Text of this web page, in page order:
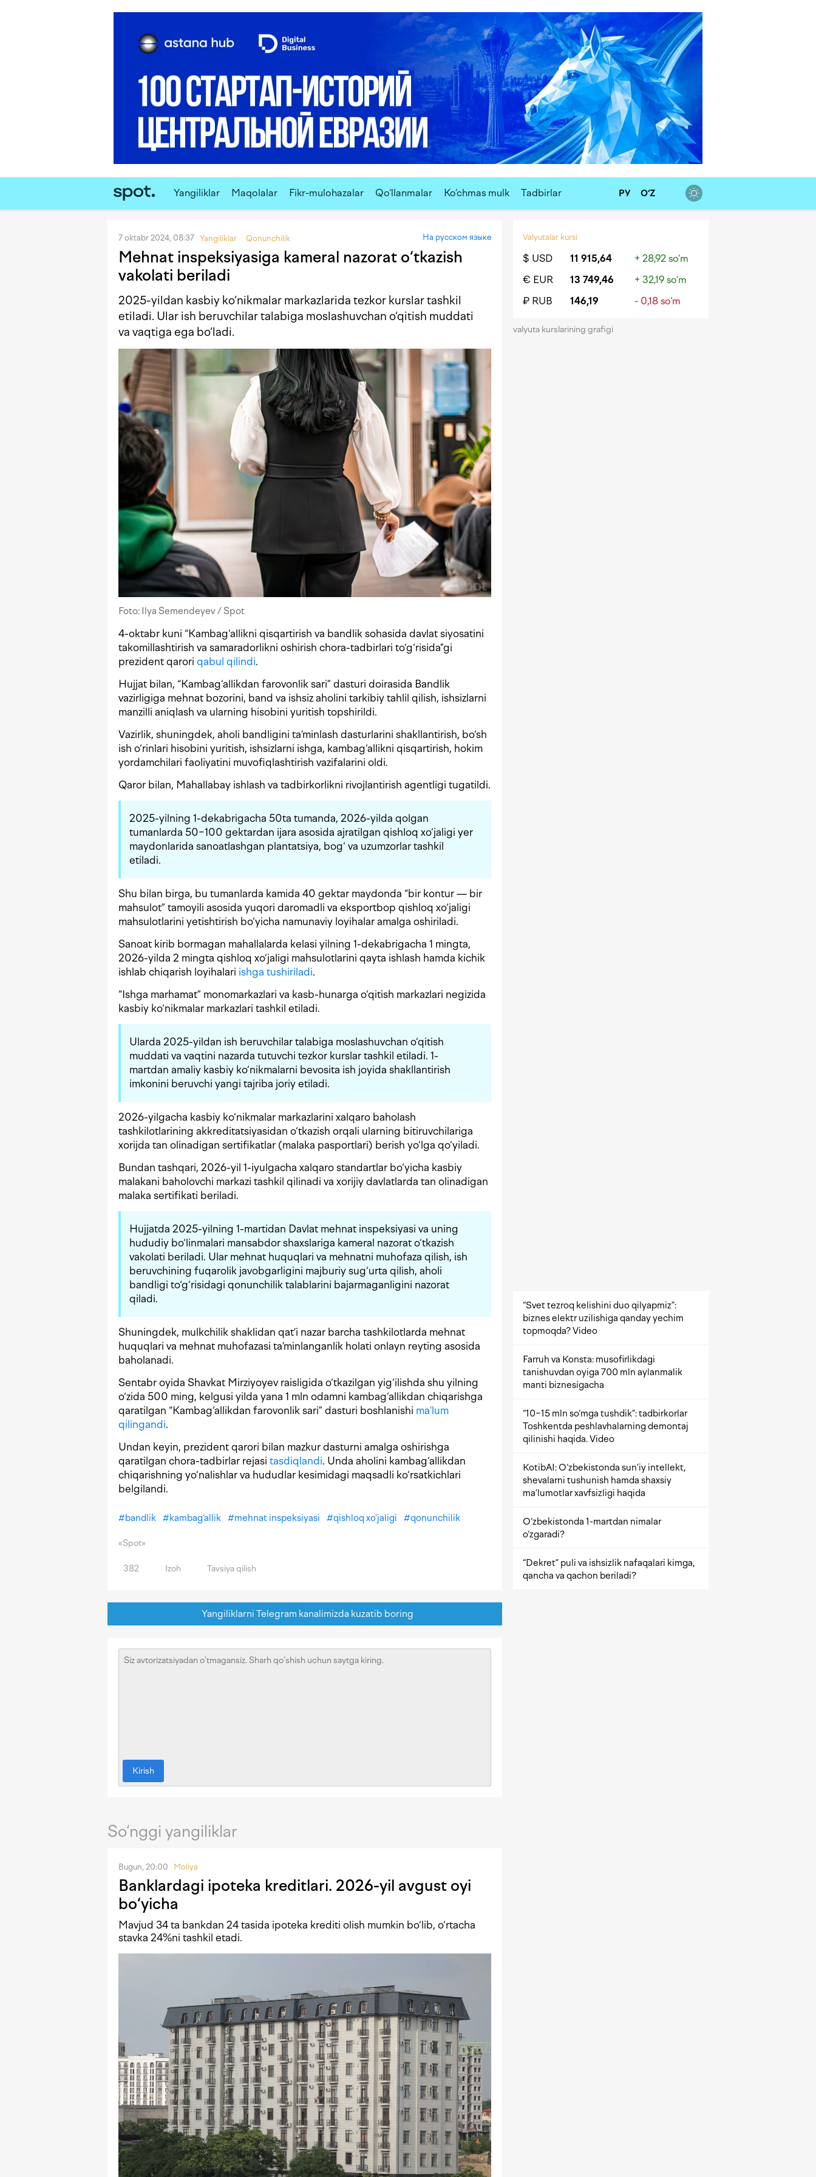
Yangiliklar Maqolalar Fikr-mulohazalar Qo‘llanmalar Ko‘chmas mulk Tadbirlar РУ O‘Z
7 oktabr 2024, 08:37 Yangiliklar Qonunchilik На русском языке
Mehnat inspeksiyasiga kameral nazorat o‘tkazish
vakolati beriladi
2025-yildan kasbiy ko‘nikmalar markazlarida tezkor kurslar tashkil
etiladi. Ular ish beruvchilar talabiga moslashuvchan o‘qitish muddati
va vaqtiga ega bo‘ladi.
Foto: Ilya Semendeyev / Spot
4-oktabr kuni “Kambag‘allikni qisqartirish va bandlik sohasida davlat siyosatini
takomillashtirish va samaradorlikni oshirish chora-tadbirlari to‘g‘risida"gi
prezident qarori qabul qilindi.
Hujjat bilan, “Kambag‘allikdan farovonlik sari” dasturi doirasida Bandlik
vazirligiga mehnat bozorini, band va ishsiz aholini tarkibiy tahlil qilish, ishsizlarni
manzilli aniqlash va ularning hisobini yuritish topshirildi.
Vazirlik, shuningdek, aholi bandligini ta’minlash dasturlarini shakllantirish, bo‘sh
ish o‘rinlari hisobini yuritish, ishsizlarni ishga, kambag‘allikni qisqartirish, hokim
yordamchilari faoliyatini muvofiqlashtirish vazifalarini oldi.
Qaror bilan, Mahallabay ishlash va tadbirkorlikni rivojlantirish agentligi tugatildi.
2025-yilning 1-dekabrigacha 50ta tumanda, 2026-yilda qolgan
tumanlarda 50−100 gektardan ijara asosida ajratilgan qishloq xo‘jaligi yer
maydonlarida sanoatlashgan plantatsiya, bog‘ va uzumzorlar tashkil
etiladi.
Shu bilan birga, bu tumanlarda kamida 40 gektar maydonda “bir kontur — bir
mahsulot” tamoyili asosida yuqori daromadli va eksportbop qishloq xo‘jaligi
mahsulotlarini yetishtirish bo‘yicha namunaviy loyihalar amalga oshiriladi.
Sanoat kirib bormagan mahallalarda kelasi yilning 1-dekabrigacha 1 mingta,
2026-yilda 2 mingta qishloq xo‘jaligi mahsulotlarini qayta ishlash hamda kichik
ishlab chiqarish loyihalari ishga tushiriladi.
“Ishga marhamat” monomarkazlari va kasb-hunarga o‘qitish markazlari negizida
kasbiy ko‘nikmalar markazlari tashkil etiladi.
Ularda 2025-yildan ish beruvchilar talabiga moslashuvchan o‘qitish
muddati va vaqtini nazarda tutuvchi tezkor kurslar tashkil etiladi. 1-
martdan amaliy kasbiy ko‘nikmalarni bevosita ish joyida shakllantirish
imkonini beruvchi yangi tajriba joriy etiladi.
2026-yilgacha kasbiy ko‘nikmalar markazlarini xalqaro baholash
tashkilotlarining akkreditatsiyasidan o‘tkazish orqali ularning bitiruvchilariga
xorijda tan olinadigan sertifikatlar (malaka pasportlari) berish yo‘lga qo‘yiladi.
Bundan tashqari, 2026-yil 1-iyulgacha xalqaro standartlar bo‘yicha kasbiy
malakani baholovchi markazi tashkil qilinadi va xorijiy davlatlarda tan olinadigan
malaka sertifikati beriladi.
Hujjatda 2025-yilning 1-martidan Davlat mehnat inspeksiyasi va uning
hududiy bo‘linmalari mansabdor shaxslariga kameral nazorat o‘tkazish
vakolati beriladi. Ular mehnat huquqlari va mehnatni muhofaza qilish, ish
beruvchining fuqarolik javobgarligini majburiy sug‘urta qilish, aholi
bandligi to‘g‘risidagi qonunchilik talablarini bajarmaganligini nazorat
qiladi.
Shuningdek, mulkchilik shaklidan qat’i nazar barcha tashkilotlarda mehnat
huquqlari va mehnat muhofazasi ta’minlanganlik holati onlayn reyting asosida
baholanadi.
Sentabr oyida Shavkat Mirziyoyev raisligida o‘tkazilgan yig‘ilishda shu yilning
o‘zida 500 ming, kelgusi yilda yana 1 mln odamni kambag‘allikdan chiqarishga
qaratilgan “Kambag‘allikdan farovonlik sari” dasturi boshlanishi ma’lum
qilingandi.
Undan keyin, prezident qarori bilan mazkur dasturni amalga oshirishga
qaratilgan chora-tadbirlar rejasi tasdiqlandi. Unda aholini kambag‘allikdan
chiqarishning yo‘nalishlar va hududlar kesimidagi maqsadli ko‘rsatkichlari
belgilandi.
#bandlik #kambag‘allik #mehnat inspeksiyasi #qishloq xo'jaligi #qonunchilik
«Spot»
382 Izoh Tavsiya qilish
Yangiliklarni Telegram kanalimizda kuzatib boring
Kirish
So‘nggi yangiliklar
Bugun, 20:00 Moliya
Banklardagi ipoteka kreditlari. 2026-yil avgust oyi
bo‘yicha
Mavjud 34 ta bankdan 24 tasida ipoteka krediti olish mumkin bo‘lib, o‘rtacha
stavka 24%ni tashkil etadi.
Valyutalar kursi
$ USD 11 915,64
+ 28,92 so‘m
€ EUR
13 749,46
+ 32,19 so‘m
₽ RUB
146,19 - 0,18 so‘m
valyuta kurslarining grafigi
“Svet tezroq kelishini duo qilyapmiz”:
biznes elektr uzilishiga qanday yechim
topmoqda? Video
Farruh va Konsta: musofirlikdagi
tanishuvdan oyiga 700 mln aylanmalik
manti biznesigacha
“10−15 mln so‘mga tushdik”: tadbirkorlar
Toshkentda peshlavhalarning demontaj
qilinishi haqida. Video
KotibAI: O‘zbekistonda sun’iy intellekt,
shevalarni tushunish hamda shaxsiy
ma’lumotlar xavfsizligi haqida
O‘zbekistonda 1-martdan nimalar
o‘zgaradi?
“Dekret” puli va ishsizlik nafaqalari kimga,
qancha va qachon beriladi?